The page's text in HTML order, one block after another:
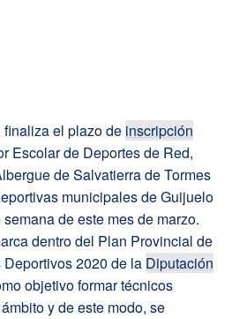
el plazo de inscripción
Escolar de Deportes de Red,
de Salvatierra de Tormes
municipales de Guijuelo
de este mes de marzo.
dentro del Plan Provincial de
2020 de la Diputación
objetivo formar técnicos
y de este modo, se